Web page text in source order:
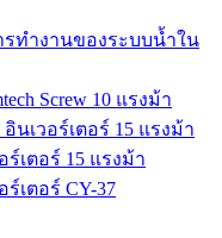
ทำงานของระบบน้ำใน
Screw 10 แรงม้า
นเวอร์เตอร์ 15 แรงม้า
เตอร์ 15 แรงม้า
เตอร์ CY-37